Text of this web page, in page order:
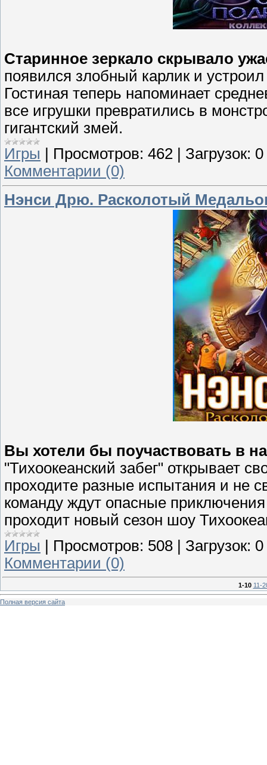
Старинное зеркало скрывало
появился злобный карлик и
Гостиная теперь напоминает
все игрушки превратились в
гигантский змей.
Игры
Просмотров: 462 Загрузок: 0
Комментарии (0)
Нэнси Дрю. Расколотый
Вы хотели бы поучаствовать в
"Тихоокеанский забег" открывает
проходите разные испытания и не
команду ждут опасные
проходит новый сезон шоу
Игры
Просмотров: 508 Загрузок: 0
Комментарии (0)
1-10 11-
Полная версия сайта